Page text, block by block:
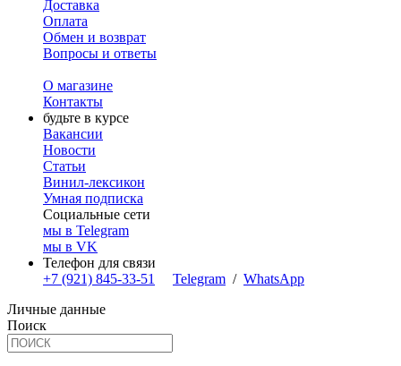
Доставка
Оплата
Обмен и возврат
Вопросы и ответы
О магазине
Контакты
будьте в курсе
Вакансии
Новости
Статьи
Винил-лексикон
Умная подписка
Социальные сети
мы в Telegram
мы в VK
Телефон для связи
+7 (921) 845-33-51
Telegram / WhatsApp
Личные данные
Поиск